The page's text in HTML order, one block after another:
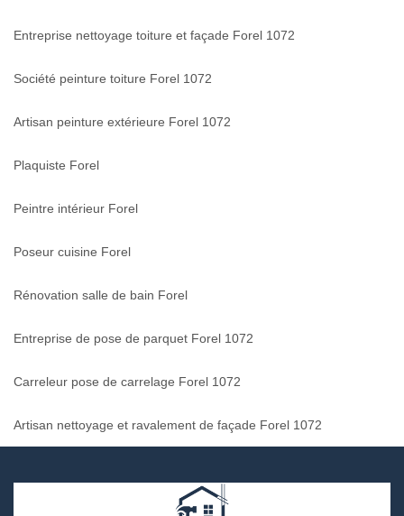
Entreprise nettoyage toiture et façade Forel 1072
Société peinture toiture Forel 1072
Artisan peinture extérieure Forel 1072
Plaquiste Forel
Peintre intérieur Forel
Poseur cuisine Forel
Rénovation salle de bain Forel
Entreprise de pose de parquet Forel 1072
Carreleur pose de carrelage Forel 1072
Artisan nettoyage et ravalement de façade Forel 1072